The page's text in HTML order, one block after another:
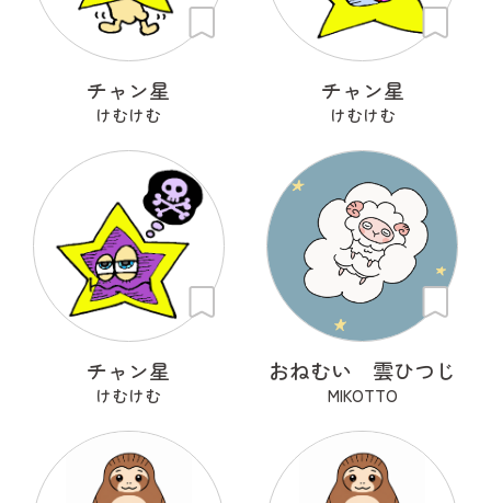
チャン星
けむけむ
チャン星
けむけむ
チャン星
けむけむ
おねむい 雲ひつじ
MIKOTTO